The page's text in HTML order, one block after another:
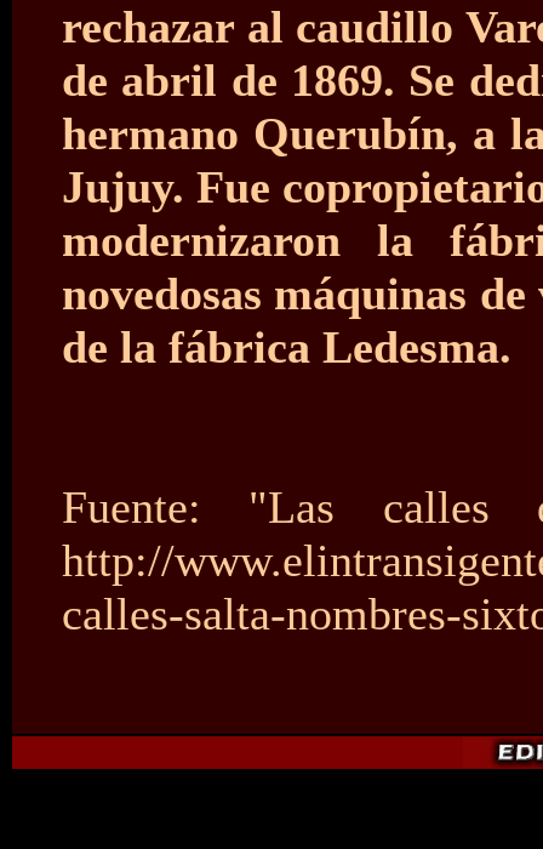
rechazar al caudillo
de abril de 1869. Se
hermano Querubín, a
Jujuy. Fue
modernizaron la
novedosas máquinas
de la fábrica Ledesma.
Fuente: "Las
http://
calles-salta-nombres-